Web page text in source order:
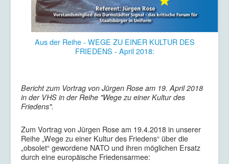
Aus der Reihe - WEGE ZU EINER KULTUR DES
FRIEDENS - April 2018:
Bericht zum Vortrag von Jürgen Rose am 19. April 2018
in der VHS in der Reihe "Wege zu einer Kultur des
Friedens".
Zum Vortrag von Jürgen Rose am 19.4.2018 in unserer
Reihe „Wege zu einer Kultur des Friedens“ über die
„obsolet“ gewordene NATO und ihren möglichen Ersatz
durch eine europäische Friedensarmee: